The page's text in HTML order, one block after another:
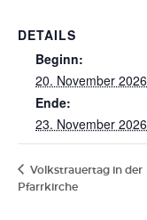
DETAILS
Beginn:
20. November 2026
Ende:
23. November 2026
Volkstrauertag in der
Pfarrkirche